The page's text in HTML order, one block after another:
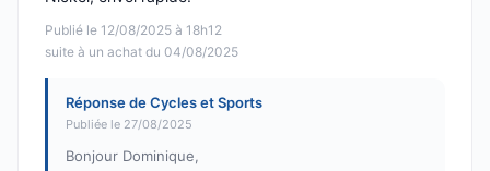
Publié le 12/08/2025 à 18h12
suite à un achat du 04/08/2025
Réponse de Cycles et Sports
Publiée le 27/08/2025
Bonjour Dominique,